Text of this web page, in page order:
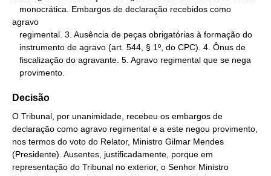
agravo
   provimento.
Decisão
O Tribunal, por unanimidade, recebeu os embargos de
declaração como agravo regimental e a este negou provimento,
nos termos do voto do Relator, Ministro Gilmar Mendes
(Presidente). Ausentes, justificadamente, porque em
representação do Tribunal no exterior, o Senhor Ministro